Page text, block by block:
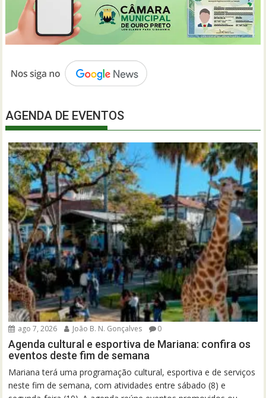
AGENDA DE EVENTOS
ago 7, 2026 João B. N. Gonçalves 0
Agenda cultural e esportiva de Mariana: confira os
eventos deste fim de semana
Mariana terá uma programação cultural, esportiva e de serviços
neste fim de semana, com atividades entre sábado (8) e